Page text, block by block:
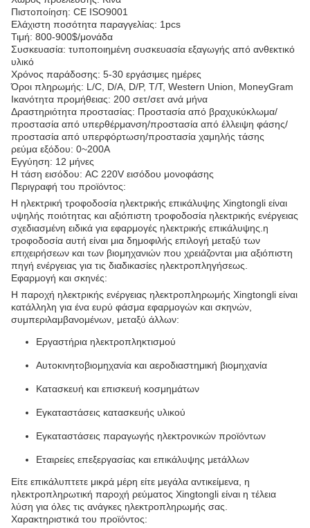
Πιστοποίηση: CE ISO9001
Ελάχιστη ποσότητα παραγγελίας: 1pcs
Τιμή: 800-900$/μονάδα
Συσκευασία: τυποποιημένη συσκευασία εξαγωγής από ανθεκτικό
υλικό
Χρόνος παράδοσης: 5-30 εργάσιμες ημέρες
Όροι πληρωμής: L/C, D/A, D/P, T/T, Western Union, MoneyGram
Ικανότητα προμήθειας: 200 σετ/σετ ανά μήνα
Δραστηριότητα προστασίας: Προστασία από βραχυκύκλωμα/
προστασία από υπερθέρμανση/προστασία από έλλειψη φάσης/
προστασία από υπερφόρτωση/προστασία χαμηλής τάσης
ρεύμα εξόδου: 0~200A
Εγγύηση: 12 μήνες
Η τάση εισόδου: AC 220V εισόδου μονοφάσης
Περιγραφή του προϊόντος:
Η ηλεκτρική τροφοδοσία ηλεκτρικής επικάλυψης Xingtongli είναι
υψηλής ποιότητας και αξιόπιστη τροφοδοσία ηλεκτρικής ενέργειας
σχεδιασμένη ειδικά για εφαρμογές ηλεκτρικής επικάλυψης.η
τροφοδοσία αυτή είναι μια δημοφιλής επιλογή μεταξύ των
επιχειρήσεων και των βιομηχανιών που χρειάζονται μια αξιόπιστη
πηγή ενέργειας για τις διαδικασίες ηλεκτροπληγήσεως.
Εφαρμογή και σκηνές:
Η παροχή ηλεκτρικής ενέργειας ηλεκτροπληρωμής Xingtongli είναι
κατάλληλη για ένα ευρύ φάσμα εφαρμογών και σκηνών,
συμπεριλαμβανομένων, μεταξύ άλλων:
Εργαστήρια ηλεκτροπληκτισμού
Αυτοκινητοβιομηχανία και αεροδιαστημική βιομηχανία
Κατασκευή και επισκευή κοσμημάτων
Εγκαταστάσεις κατασκευής υλικού
Εγκαταστάσεις παραγωγής ηλεκτρονικών προϊόντων
Εταιρείες επεξεργασίας και επικάλυψης μετάλλων
Είτε επικάλυπτετε μικρά μέρη είτε μεγάλα αντικείμενα, η
ηλεκτροπληρωτική παροχή ρεύματος Xingtongli είναι η τέλεια
λύση για όλες τις ανάγκες ηλεκτροπληρωμής σας.
Χαρακτηριστικά του προϊόντος: